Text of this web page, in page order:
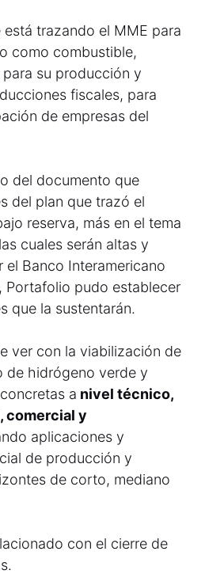
trazando el MME para
como combustible,
su producción y
fiscales, para
de empresas del
del documento que
del plan que trazó el
reserva, más en el tema
cuales serán altas y
el Banco Interamericano
Portafolio pudo establecer
que la sustentarán.
ver con la viabilización de
de hidrógeno verde y
a nivel técnico,
comercial y
aplicaciones y
de producción y
de corto, mediano
con el cierre de